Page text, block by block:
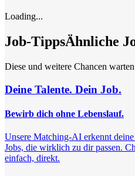
Loading...
Job-TippsÄhnliche
Diese und weitere Chancen
Deine Talente. Dein Job.
Bewirb dich ohne Lebenslauf.
Unsere Matching-AI erkennt
Jobs, die wirklich zu dir passen.
einfach, direkt.